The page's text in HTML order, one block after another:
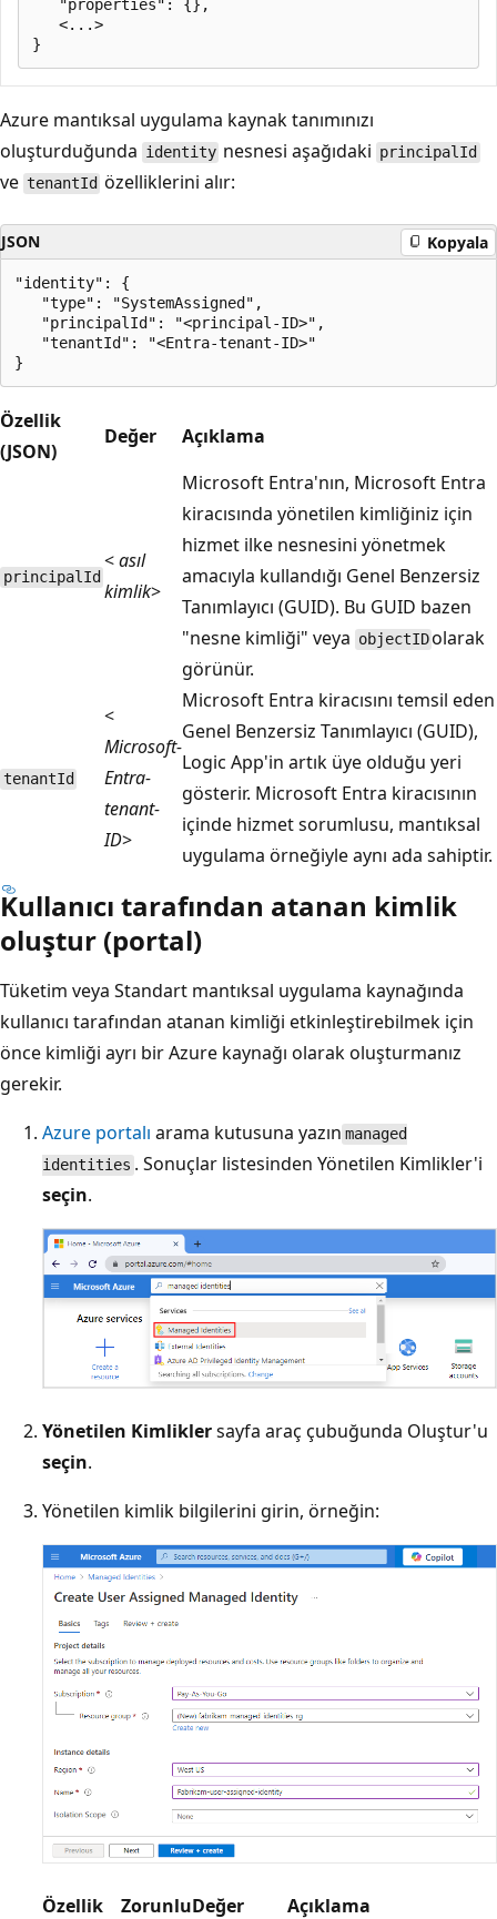
   "properties": {},
   <...>
Azure mantıksal uygulama kaynak tanımınızı
oluşturduğunda identity nesnesi aşağıdaki principalId
ve tenantId özelliklerini alır:
JSON Kopyala
"identity": {
   "type": "SystemAssigned",
   "principalId": "<principal-ID>",
   "tenantId": "<Entra-tenant-ID>"
Özellik
(JSON)
Değer Açıklama
principalId
<asıl
kimlik>
Microsoft Entra'nın, Microsoft Entra
kiracısında yönetilen kimliğiniz için
hizmet ilke nesnesini yönetmek
amacıyla kullandığı Genel Benzersiz
Tanımlayıcı (GUID). Bu GUID bazen
"nesne kimliği" veya objectIDolarak
görünür.
tenantId
<
Microsoft-
Entra-
tenant-
ID>
Microsoft Entra kiracısını temsil eden
Genel Benzersiz Tanımlayıcı (GUID),
Logic App'in artık üye olduğu yeri
gösterir. Microsoft Entra kiracısının
içinde hizmet sorumlusu, mantıksal
uygulama örneğiyle aynı ada sahiptir.
Kullanıcı tarafından atanan kimlik
oluştur (portal)
Tüketim veya Standart mantıksal uygulama kaynağında
kullanıcı tarafından atanan kimliği etkinleştirebilmek için
önce kimliği ayrı bir Azure kaynağı olarak oluşturmanız
gerekir.
Azure portalı arama kutusuna yazın managed
identities . Sonuçlar listesinden Yönetilen Kimlikler'i
seçin.
Yönetilen Kimliklersayfa araç çubuğunda Oluştur'u
seçin.
Yönetilen kimlik bilgilerini girin, örneğin:
Özellik ZorunluDeğer Açıklama